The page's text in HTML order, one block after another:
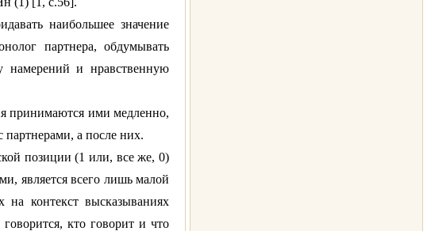
наибольшее значение
партнера, обдумывать
намерений и нравственную
принимаются ими медленно,
партнерами, а после них.
позиции (1 или, все же, 0)
является всего лишь малой
на контекст высказываниях
кто говорит и что